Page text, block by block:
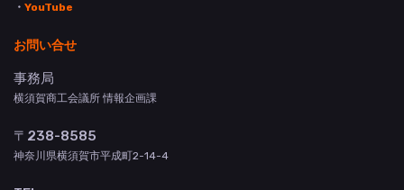
・ YouTube
お問い合せ
事務局
横須賀商工会議所 情報企画課
〒238-8585
神奈川県横須賀市平成町2-14-4